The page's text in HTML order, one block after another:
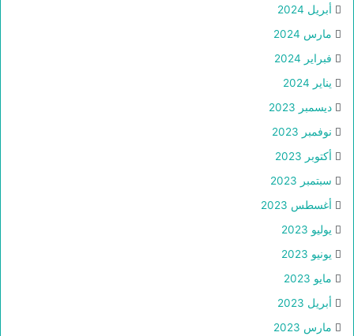
أبريل 2024
مارس 2024
فبراير 2024
يناير 2024
ديسمبر 2023
نوفمبر 2023
أكتوبر 2023
سبتمبر 2023
أغسطس 2023
يوليو 2023
يونيو 2023
مايو 2023
أبريل 2023
مارس 2023